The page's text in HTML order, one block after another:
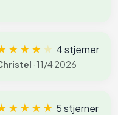
★ 4 stjerner
· 11/4 2026
5 stjerner